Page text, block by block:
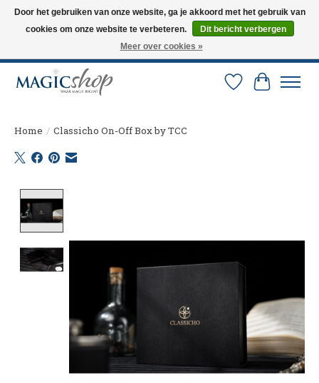
Altijd de nieuwste trucs op voorraad. Snelle verzending via PostNL en DHL.
Langskomen in onze winkel? Bel of mail om een afspraak te maken. 0251-
Verlanglijst
Home / Classicho On-Off Box by TCC
Door het gebruiken van onze website, ga je akkoord met het gebruik van
cookies om onze website te verbeteren.
Dit bericht verbergen
Meer over cookies »